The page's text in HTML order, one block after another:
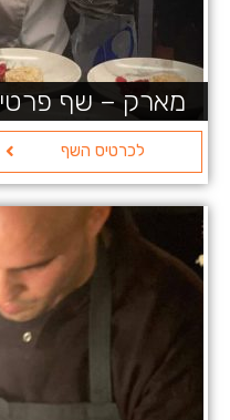
מארק – שף פרטי
לכרטיס השף